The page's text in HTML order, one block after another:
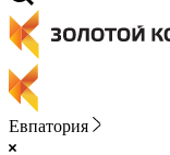
Евпатория